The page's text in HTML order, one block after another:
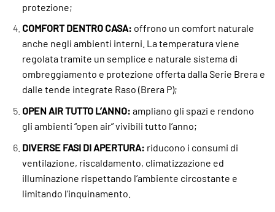
protezione;
COMFORT DENTRO CASA: offrono un comfort naturale
anche negli ambienti interni. La temperatura viene
regolata tramite un semplice e naturale sistema di
ombreggiamento e protezione offerta dalla Serie Brera e
dalle tende integrate Raso (Brera P);
OPEN AIR TUTTO L’ANNO: ampliano gli spazi e rendono
gli ambienti “open air” vivibili tutto l’anno;
DIVERSE FASI DI APERTURA: riducono i consumi di
ventilazione, riscaldamento, climatizzazione ed
illuminazione rispettando l’ambiente circostante e
limitando l’inquinamento.